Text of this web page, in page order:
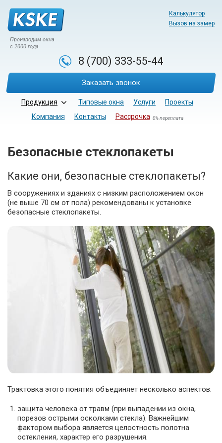
Производим окна
с 2000 года
Калькулятор
Вызов на замер
8 (700) 333-55-44
Заказать звонок
Продукция Типовые окна Услуги
Проекты
Компания
Контакты Рассрочка 0% переплата
Безопасные стеклопакеты
Какие они, безопасные стеклопакеты?
В сооружениях и зданиях с низким расположением окон
(не выше 70 см от пола) рекомендованы к установке
безопасные стеклопакеты.
Трактовка этого понятия объединяет несколько аспектов:
защита человека от травм (при выпадении из окна,
порезов острыми осколками стекла). Важнейшим
фактором выбора является целостность полотна
остекления, характер его разрушения.